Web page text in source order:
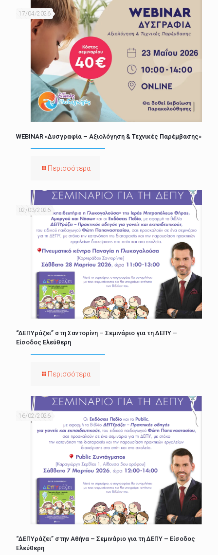
17/04/2026
WEBINAR «Δυσγραφία – Αξιολόγηση & Τεχνικές Παρέμβασης»
Περισσότερα
02/03/2026
“ΔΕΠΥράζει” στη Σαντορίνη – Σεμινάριο για τη ΔΕΠΥ –
Είσοδος Ελεύθερη
Περισσότερα
16/02/2026
“ΔΕΠΥράζει” στην Αθήνα – Σεμινάριο για τη ΔΕΠΥ – Είσοδος
Ελεύθερη